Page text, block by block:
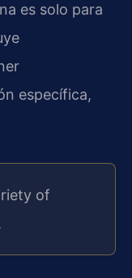
es solo para
específica,
of